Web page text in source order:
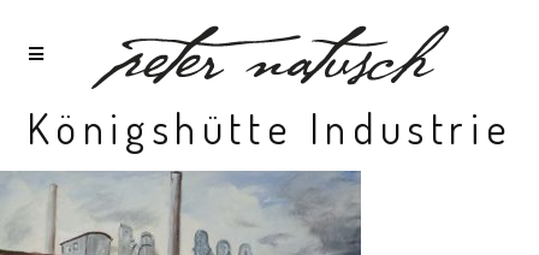
Königshütte Industrie